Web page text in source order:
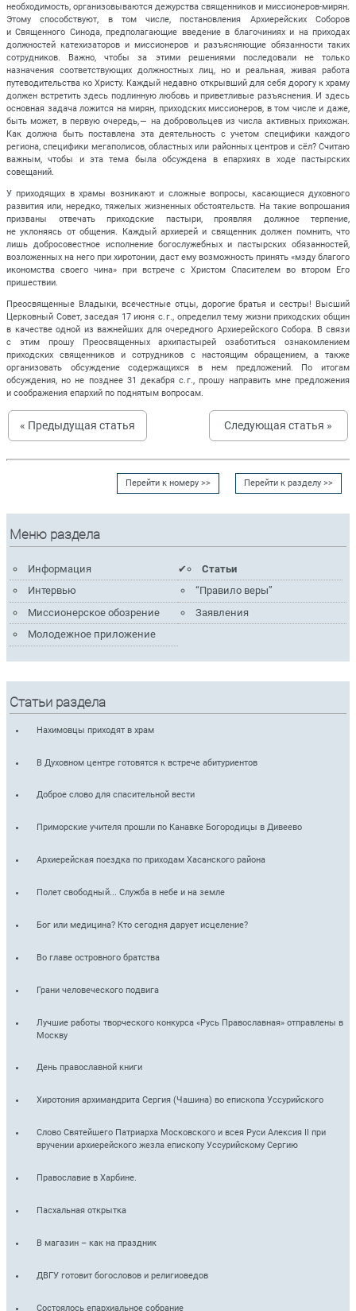
необходимость, организовываются дежурства священников и миссионеров-мирян.
Этому способствуют, в том числе, постановления Архиерейских Соборов
и Священного Синода, предполагающие введение в благочиниях и на приходах
должностей катехизаторов и миссионеров и разъясняющие обязанности таких
сотрудников. Важно, чтобы за этими решениями последовали не только
назначения соответствующих должностных лиц, но и реальная, живая работа
путеводительства ко Христу. Каждый недавно открывший для себя дорогу к храму
должен встретить здесь подлинную любовь и приветливые разъяснения. И здесь
основная задача ложится на мирян, приходских миссионеров, в том числе и даже,
быть может, в первую очередь, — на добровольцев из числа активных прихожан.
Как должна быть поставлена эта деятельность с учетом специфики каждого
региона, специфики мегаполисов, областных или районных центров и сёл? Считаю
важным, чтобы и эта тема была обсуждена в епархиях в ходе пастырских
совещаний.
У приходящих в храмы возникают и сложные вопросы, касающиеся духовного
развития или, нередко, тяжелых жизненных обстоятельств. На такие вопрошания
призваны отвечать приходские пастыри, проявляя должное терпение,
не уклоняясь от общения. Каждый архиерей и священник должен помнить, что
лишь добросовестное исполнение богослужебных и пастырских обязанностей,
возложенных на него при хиротонии, даст ему возможность принять «мзду благого
икономства своего чина» при встрече с Христом Спасителем во втором Его
пришествии.
Преосвященные Владыки, всечестные отцы, дорогие братья и сестры! Высший
Церковный Совет, заседая 17 июня с. г., определил тему жизни приходских общин
в качестве одной из важнейших для очередного Архиерейского Собора. В связи
с этим прошу Преосвященных архипастырей озаботиться ознакомлением
приходских священников и сотрудников с настоящим обращением, а также
организовать обсуждение содержащихся в нем предложений. По итогам
обсуждения, но не позднее 31 декабря с. г., прошу направить мне предложения
и соображения епархий по поднятым вопросам.
« Предыдущая статья Следующая статья »
Перейти к разделу >>
Перейти к номеру >>
Меню раздела
Информация
Статьи
Интервью
“Правило веры”
Миссионерское обозрение
Заявления
Молодежное приложение
Статьи раздела
Нахимовцы приходят в храм
В Духовном центре готовятся к встрече абитуриентов
Доброе слово для спасительной вести
Приморские учителя прошли по Канавке Богородицы в Дивеево
Архиерейская поездка по приходам Хасанского района
Полет свободный... Служба в небе и на земле
Бог или медицина? Кто сегодня дарует исцеление?
Во главе островного братства
Грани человеческого подвига
Лучшие работы творческого конкурса «Русь Православная» отправлены в
Москву
День православной книги
Хиротония архимандрита Сергия (Чашина) во епископа Уссурийского
Слово Святейшего Патриарха Московского и всея Руси Алексия II при
вручении архиерейского жезла епископу Уссурийскому Сергию
Православие в Харбине.
Пасхальная открытка
В магазин – как на праздник
ДВГУ готовит богословов и религиоведов
Состоялось епархиальное собрание